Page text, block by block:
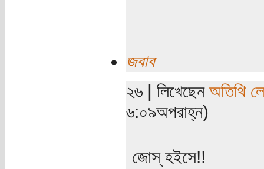
জবাব
২৬ | লিখেছেন অতিথি
৬:০৯অপরাহ্ন)
জোস্‌ হইসে!!